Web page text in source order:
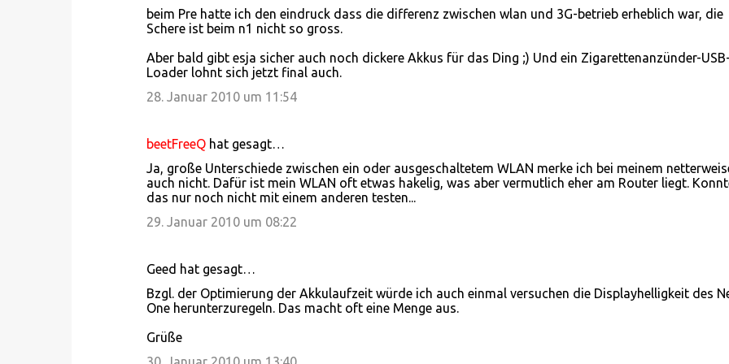
beim Pre hatte ich den eindruck dass die differenz zwischen wlan und 3G-betrieb erheblich war, die
Schere ist beim n1 nicht so gross.
Aber bald gibt esja sicher auch noch dickere Akkus für das Ding ;) Und ein Zigarettenanzünder-USB-
Loader lohnt sich jetzt final auch.
28. Januar 2010 um 11:54
beetFreeQhat gesagt…
Ja, große Unterschiede zwischen ein oder ausgeschaltetem WLAN merke ich bei meinem
auch nicht. Dafür ist mein WLAN oft etwas hakelig, was aber vermutlich eher am Router liegt.
das nur noch nicht mit einem anderen testen...
29. Januar 2010 um 08:22
Geed hat gesagt…
Bzgl. der Optimierung der Akkulaufzeit würde ich auch einmal versuchen die Displayhelligkeit des
One herunterzuregeln. Das macht oft eine Menge aus.
Grüße